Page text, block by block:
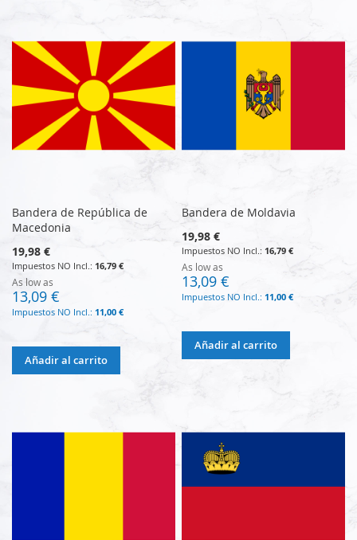
Bandera de República de
Macedonia
19,98 €
16,79 €
As low as
13,09 €
11,00 €
Añadir al carrito
Bandera de Moldavia
19,98 €
16,79 €
As low as
13,09 €
11,00 €
Añadir al carrito